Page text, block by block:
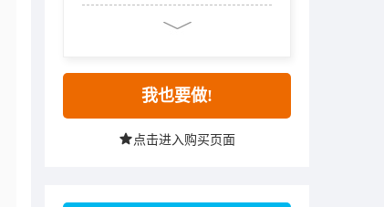
我也要做!
点击进入购买页面